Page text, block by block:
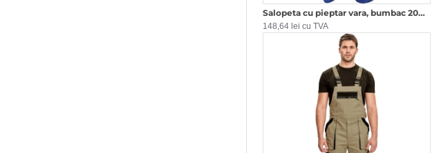
Salopeta cu pieptar vara, bumbac 200g/m2 Max Albastru negru
148,64 lei cu TVA